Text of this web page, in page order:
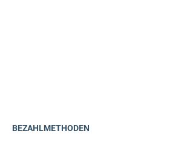
BEZAHLMETHODEN